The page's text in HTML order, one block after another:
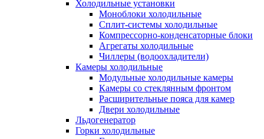
Холодильные установки
Моноблоки холодильные
Сплит-системы холодильные
Компрессорно-конденсаторные блоки
Агрегаты холодильные
Чиллеры (водоохладители)
Камеры холодильные
Модульные холодильные камеры
Камеры со стеклянным фронтом
Расширительные пояса для камер
Двери холодильные
Льдогенератор
Горки холодильные